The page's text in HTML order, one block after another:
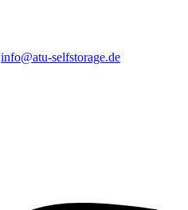
info@atu-selfstorage.de